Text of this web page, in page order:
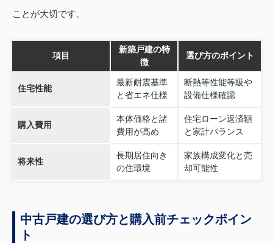
ことが大切です。
項目
新築戸建の特
徴
選び方のポイント
住宅性能
最新耐震基準
と省エネ仕様
断熱等性能等級や
設備仕様確認
購入費用
本体価格と諸
費用が高め
住宅ローン返済額
と家計バランス
将来性
長期居住向き
の住環境
家族構成変化と売
却可能性
中古戸建の選び方と購入前チェックポイン
ト